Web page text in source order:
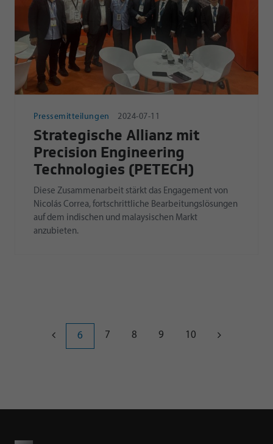
Pressemitteilungen 2024-07-11
Strategische Allianz mit
Precision Engineering
Technologies (PETECH)
Diese Zusammenarbeit stärkt das Engagement von
Nicolás Correa, fortschrittliche Bearbeitungslösungen
auf dem indischen und malaysischen Markt
anzubieten.
6 7 8 9 10